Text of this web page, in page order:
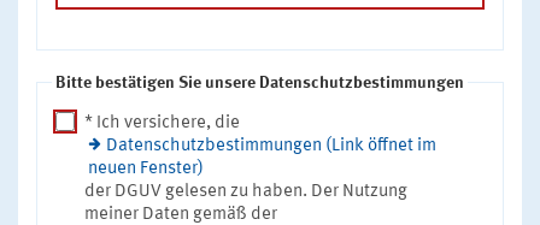
Bitte bestätigen Sie unsere Datenschutzbestimmungen
* Ich versichere, die
Datenschutzbestimmungen (Link öffnet im
neuen Fenster)
der DGUV gelesen zu haben. Der Nutzung
meiner Daten gemäß der